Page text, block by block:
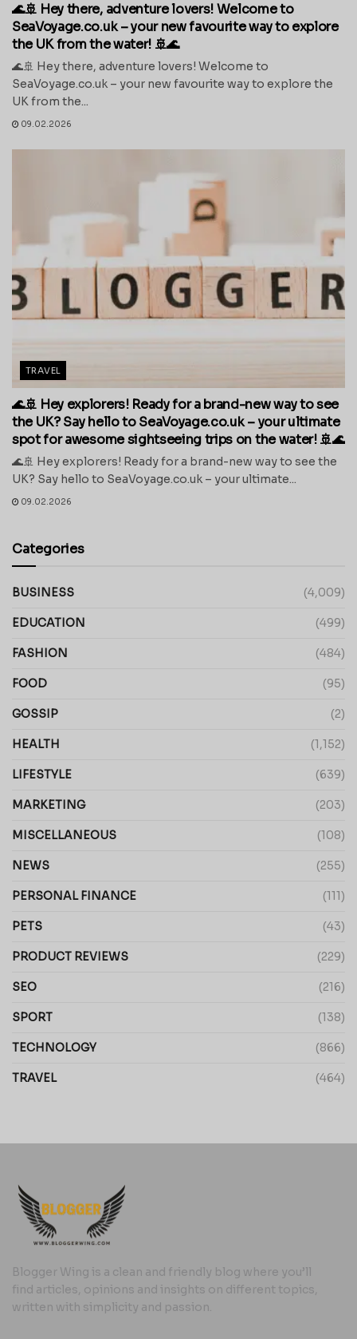
🌊🚢 Hey there, adventure lovers! Welcome to
SeaVoyage.co.uk – your new favourite way to explore
the UK from the water! 🚢🌊
🌊🚢 Hey there, adventure lovers! Welcome to
SeaVoyage.co.uk – your new favourite way to explore the
UK from the...
09.02.2026
TRAVEL
🌊🚢 Hey explorers! Ready for a brand-new way to see
the UK? Say hello to SeaVoyage.co.uk – your ultimate
spot for awesome sightseeing trips on the water! 🚢🌊
🌊🚢 Hey explorers! Ready for a brand-new way to see the
UK? Say hello to SeaVoyage.co.uk – your ultimate...
09.02.2026
Categories
BUSINESS (4,009)
EDUCATION (499)
FASHION (484)
FOOD (95)
GOSSIP (2)
HEALTH (1,152)
LIFESTYLE (639)
MARKETING (203)
MISCELLANEOUS (108)
NEWS (255)
PERSONAL FINANCE (111)
PETS (43)
PRODUCT REVIEWS (229)
SEO (216)
SPORT (138)
TECHNOLOGY (866)
TRAVEL (464)
Blogger Wing is a clean and friendly blog where you’ll
find articles, opinions and insights on different topics,
written with simplicity and passion.